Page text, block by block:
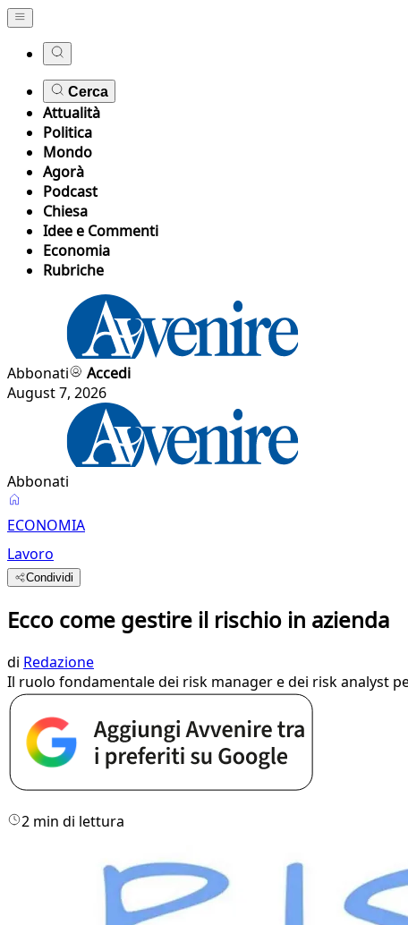
Cerca
Attualità
Politica
Mondo
Agorà
Podcast
Chiesa
Idee e Commenti
Economia
Rubriche
Abbonati
Accedi
August 7, 2026
Abbonati
ECONOMIA
Lavoro
Condividi
Ecco come gestire il rischio in azienda
di Redazione
Il ruolo fondamentale dei risk manager e dei risk analyst
2 min di lettura